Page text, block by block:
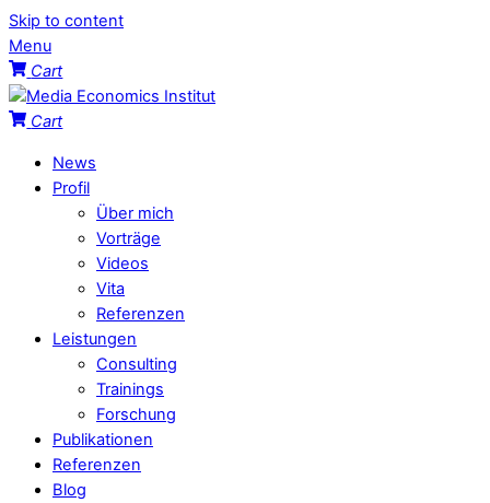
Skip to content
Menu
Cart
Cart
News
Profil
Über mich
Vorträge
Videos
Vita
Referenzen
Leistungen
Consulting
Trainings
Forschung
Publikationen
Referenzen
Blog